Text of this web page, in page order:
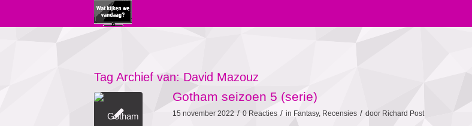
Tag Archief van: David Mazouz
Gotham seizoen 5 (serie)
15 november 2022 / 0 Reacties / in Fantasy, Recensies / door Richard Post